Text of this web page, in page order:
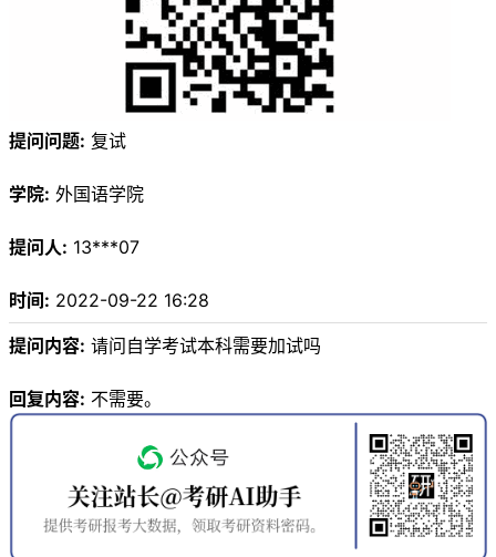
提问问题: 复试
学院: 外国语学院
提问人: 13***07
时间: 2022-09-22 16:28
提问内容: 请问自学考试本科需要加试吗
回复内容: 不需要。